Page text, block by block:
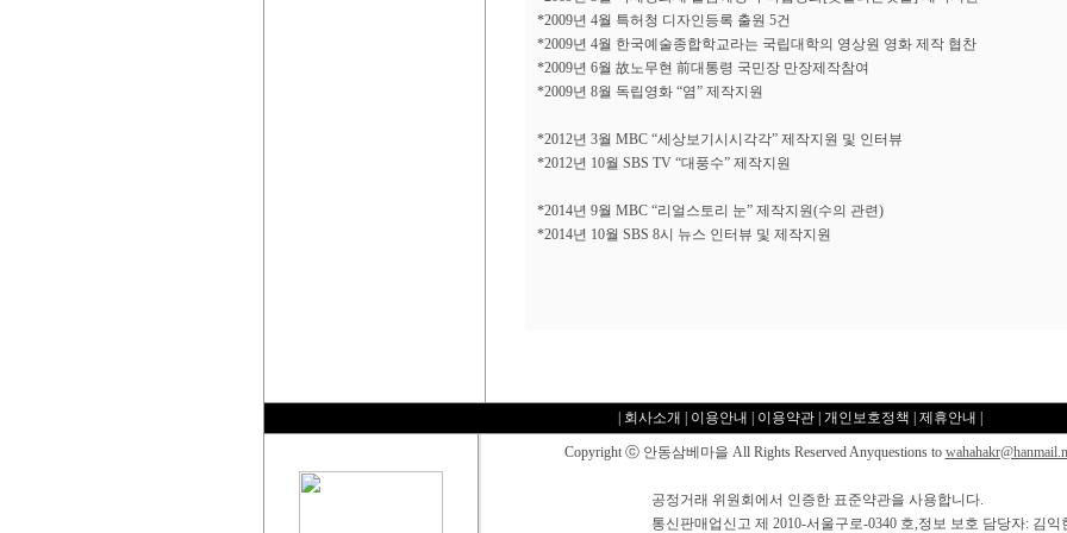
*2009년 4월 특허청 디자인등록 출원 5건
*2009년 4월 한국예술종합학교라는 국립대학의 영상원 영화 제작 협찬
*2009년 6월 故노무현 前대통령 국민장 만장제작참여
*2009년 8월 독립영화 “염” 제작지원
*2012년 3월 MBC “세상보기시시각각” 제작지원 및 인터뷰
*2012년 10월 SBS TV “대풍수” 제작지원
*2014년 9월 MBC “리얼스토리 눈” 제작지원(수의 관련)
*2014년 10월 SBS 8시 뉴스 인터뷰 및 제작지원
회사소개 이용안내 이용약관 개인보호정책 제휴안내
Copyright ⓒ 안동삼베마을 All Rights Reserved Anyquestions to
공정거래 위원회에서 인증한 표준약관을 사용합니다.
통신판매업신고 제 2010-서울구로-0340 호,정보 보호 담당자: 김익